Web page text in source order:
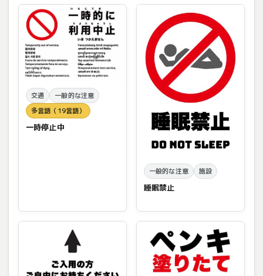
交通
一般的な注意
多言語（19言語）
一時停止中
一般的な注意 施設
睡眠禁止